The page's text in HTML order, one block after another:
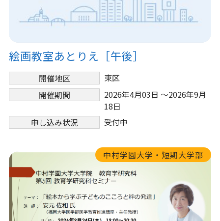
絵画教室あとりえ［午後］
開催地区
東区
開催期間
2026年4月03日 ～2026年9月
18日
申し込み状況
受付中
中村学園大学・短期大学部